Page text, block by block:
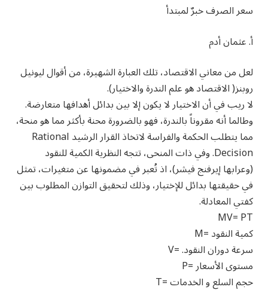
سعر الصرف خبرٌ لمبتدأ
أ. عثمان أدم
لعل من معاني الاقتصاد، تلك العبارة الشهيرة، من أقوال ليونيل
روبنز( الاقتصاد هو علم الندرة والاختيار).
لا ريب في أن الاختيار لا يكون إلا بين بدائل أهدافها متعارضة.
وطالما أنه مقروناً بالندرة، فهو بالضرورة محنة بأكثر مما هو منحة،
مما يتطلب الحكمة والفراسة لاتخاذ القرار الرشيد Rational
Decision. وفي ذات المنحى، تتجه النظرية الكمية للنقود
(وعرابها إيرفنج فيشر)، اذ تُعبر في مضمونها عن متغيرات، تمثل
في حقيقتها بدائل للإختيار، وذلك لتحقيق التوازن المطلوب بين
كفتي المعادلة.
MV= PT
كمية النقود =M
سرعة دوران النقود. =V
مستوى الأسعار =P
حجم السلع و الخدمات =T